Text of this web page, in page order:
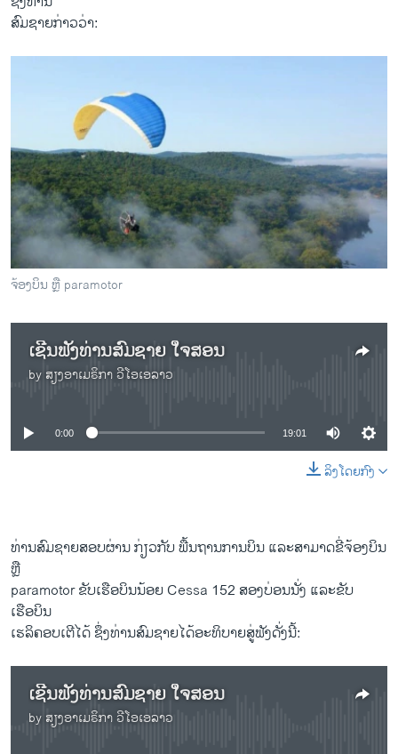
ສົມຊາຍກ່າວວ່າ:
ຈ້ອງບິນ ຫຼື paramotor
ເຊີນຟັງທ່ານສົມຊາຍ ໃຈສອນ
by ສຽງອາເມຣິກາ ວີໂອເອລາວ
No media source currently available
0:00 19:01
ລິງໂດຍກົງ
ທ່ານສົມຊາຍສອບຜ່ານ ກ່ຽວກັບ ພື້ນຖານການບິນ ແລະສາມາດຂີ່ຈ້ອງບິນ
ຫຼື
paramotor ຂັບເຮືອບິນນ້ອຍ Cessa 152 ສອງບ່ອນນັ່ງ ແລະຂັບ
ເຮືອບິນ
ເຮລິຄອບເຕີໄດ້ ຊຶ່ງທ່ານສົມຊາຍໄດ້ອະທິບາຍສູ່ຟັງດັ່ງນີ້:
ເຊີນຟັງທ່ານສົມຊາຍ ໃຈສອນ
by ສຽງອາເມຣິກາ ວີໂອເອລາວ
No media source currently available